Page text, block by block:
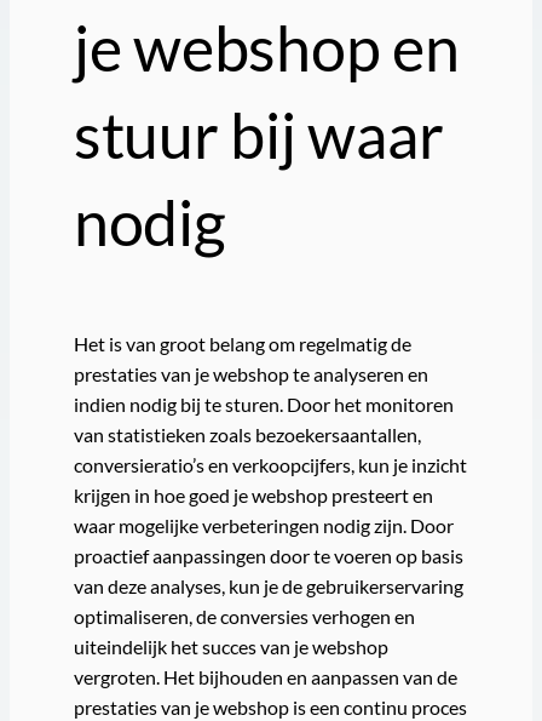
je webshop en
stuur bij waar
nodig
Het is van groot belang om regelmatig de
prestaties van je webshop te analyseren en
indien nodig bij te sturen. Door het monitoren
van statistieken zoals bezoekersaantallen,
conversieratio’s en verkoopcijfers, kun je inzicht
krijgen in hoe goed je webshop presteert en
waar mogelijke verbeteringen nodig zijn. Door
proactief aanpassingen door te voeren op basis
van deze analyses, kun je de gebruikerservaring
optimaliseren, de conversies verhogen en
uiteindelijk het succes van je webshop
vergroten. Het bijhouden en aanpassen van de
prestaties van je webshop is een continu proces